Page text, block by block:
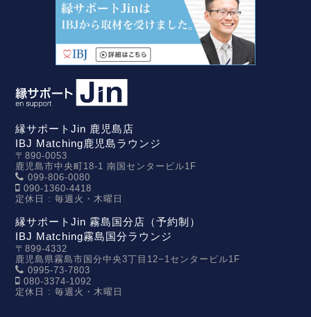
縁サポートJin 鹿児島店
IBJ Matching鹿児島ラウンジ
〒890-0053
鹿児島市中央町18-1 南国センタービル1F
099-806-0080
090-1360-4418
定休日 : 毎週火・木曜日
縁サポートJin 霧島国分店（予約制）
IBJ Matching霧島国分ラウンジ
〒899-4332
鹿児島県霧島市国分中央3丁目12−1センタービル1F
0995-73-7803
080-3374-1092
定休日 : 毎週火・木曜日